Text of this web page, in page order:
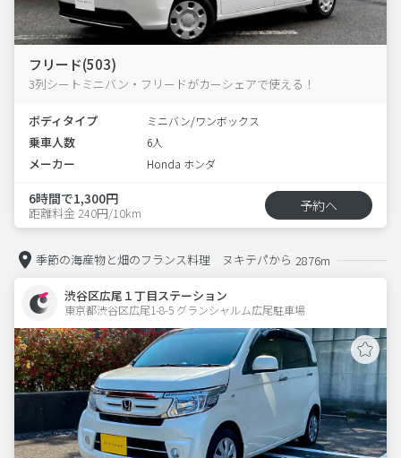
フリード(503)
3列シートミニバン・フリードがカーシェアで使える！
ボディタイプ ミニバン/ワンボックス
乗車人数 6人
メーカー Honda ホンダ
6時間で1,300円
距離料金 240円/10km 予約へ
季節の海産物と畑のフランス料理 ヌキテパから 2876m
渋谷区広尾１丁目ステーション
東京都渋谷区広尾1-8-5 グランシャルム広尾駐車場